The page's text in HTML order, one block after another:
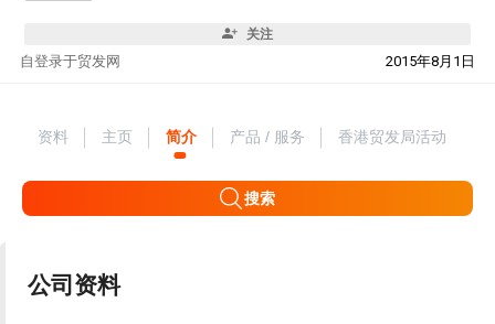
关注
自 2015年8月1日
登录于贸发网
资料 主页 简介 产品 / 服务 香港贸发局活动
搜索
公司资料